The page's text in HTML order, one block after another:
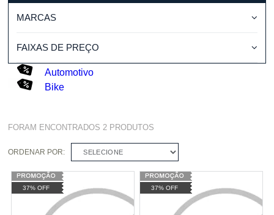
MARCAS
FAIXAS DE PREÇO
Automotivo
Bike
FORAM ENCONTRADOS2 PRODUTOS
ORDENAR POR: SELECIONE
37% OFF 37% OFF